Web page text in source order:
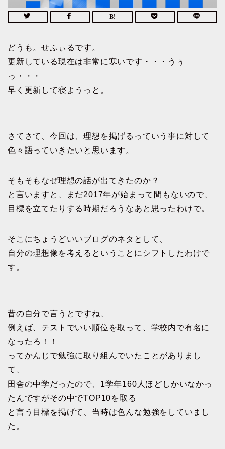
どうも。せふぃるです。
更新している現在は非常に寒いです・・・うぅ
っ・・・
早く更新して寝ようっと。
さてさて、今回は、理想を掲げるっていう事に対して
色々語っていきたいと思います。
そもそもなぜ理想の話が出てきたのか？
と言いますと、まだ2017年が始まって間もないので、
目標を立てたりする時期だろうなあと思ったわけで。
そこにちょうどいいブログのネタとして、
自分の理想像を考えるということにシフトしたわけで
す。
昔の自分で言うとですね、
例えば、テストでいい順位を取って、学校内で有名に
なったろ！！
ってかんじで勉強に取り組んでいたことがありまし
て、
田舎の中学だったので、1学年160人ほどしかいなかっ
たんですがその中でTOP10を取る
と言う目標を掲げて、当時は色んな勉強をしていまし
た。